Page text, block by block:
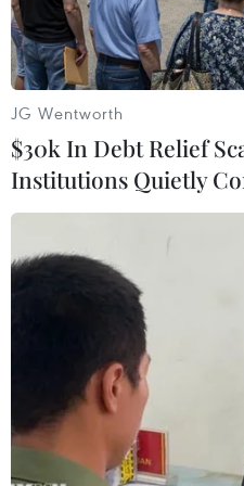
Đảo Phú Lâm thuộc quần đảo
Quốc dùng vũ lực chiếm
Theo trang mạng
Trọng tài Thường trực
JG Wentworth
$30k In Debt Relief
Institutions Quietly